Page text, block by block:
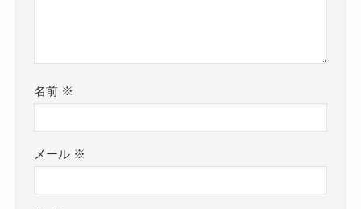
名前 ※
メール ※